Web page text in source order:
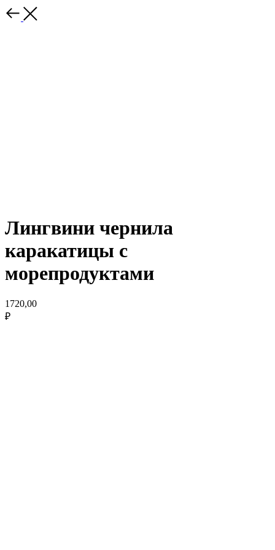
Лингвини чернила
каракатицы с
морепродуктами
1720,00
₽